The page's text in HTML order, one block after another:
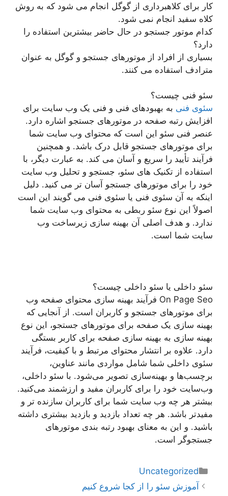
کار برای کلاهبرداری از گوگل انجام می شود که به روش
کلاه سفید انجام نمی شود.
کدام موتور جستجو در حال حاضر بیشترین استفاده را
دارد؟
بسیاری از افراد از موتورهای جستجو و گوگل به عنوان
مترادف استفاده می کنند.
سئو فنی چیست؟
سئوی فنی به بهبودهای فنی و فنی یک وب سایت برای
افزایش رتبه صفحه در موتورهای جستجو اشاره دارد.
عنصر فنی سئو این است که محتوای وب سایت شما
برای موتورهای جستجو قابل درک باشد. و همچنین
فرآیند تأیید را سریع و آسان می کند. به عبارت دیگر، با
استفاده از تکنیک های سئو، جستجو و تحلیل وب سایت
خود را برای موتورهای جستجو آسان تر می کنید. دلیل
اینکه به آن سئوی فنی یا سئوی فنی می گویند این است
اصولاً این نوع سئو ربطی به محتوای وب سایت شما
ندارد. و هدف اصلی آن بهینه سازی زیرساخت وب
سایت شما است.
سئو داخلی یا سئو داخلی چیست؟
On Page Seo فرآیند بهینه سازی محتوای صفحه وب
برای موتورهای جستجو و کاربران است. از آنجایی که
بهینه سازی یک صفحه برای موتورهای جستجو، این نوع
بهینه سازی به بهینه سازی صفحه برای کاربر بستگی
دارد. علاوه بر انتشار محتوای مرتبط و با کیفیت، فرآیند
سئوی داخلی شما شامل مواردی مانند عناوین،
برچسب‌ها و بهینه‌سازی تصویر می‌شود. با سئو داخلی،
وب‌سایت خود را برای کاربران مفید و ارزشمند می‌کنید.
بیشتر هر چه وب سایت شما برای کاربران سازنده تر و
مفیدتر باشد. هر چه تعداد بازدید و بازدید بیشتری داشته
باشید. و این به معنای بهبود رتبه بندی موتورهای
جستجوگر است.
دسته‌ها
Uncategorized
ناوبریآموزش سئو را از کجا شروع کنیم